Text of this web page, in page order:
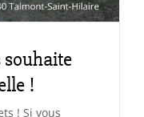
souhaite
!
! Si vous